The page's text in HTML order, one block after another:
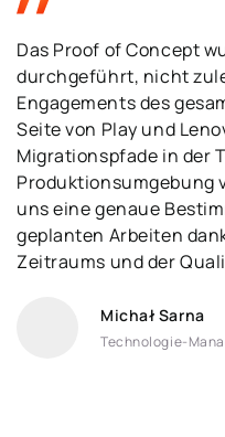
Das Proof of Concept
durchgeführt, nicht
Engagements des
Seite von Play und
Migrationspfade in der
Produktionsumgebung
uns eine genaue
geplanten Arbeiten
Zeitraums und der
Michał Sarna
Technologie-